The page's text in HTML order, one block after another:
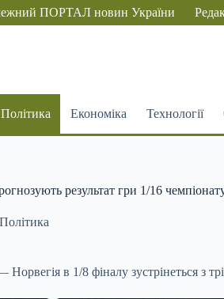
ПОРТАЛ новин України
Політика Економіка Технології
результат гри 1/16
Політика
в 1/8 фіналу зустрінеться з